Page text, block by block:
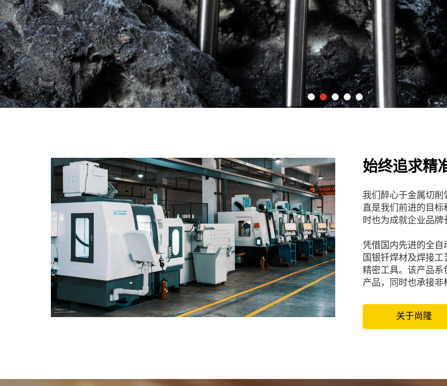
始终追求精
我们醉心于金属切
直是我们前进的目
时也为成就企业品
凭借国内先进的全
国银钎焊材及焊接
精密工具。该产品
产品，同时也承接
关于尚隆